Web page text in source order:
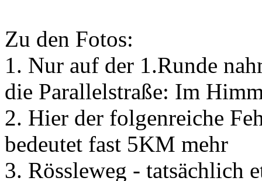
Zu den Fotos:
1. Nur auf der 1.Runde
die Parallelstraße: Im
2. Hier der folgenreiche
bedeutet fast 5KM mehr
3. Rössleweg - tatsächlich